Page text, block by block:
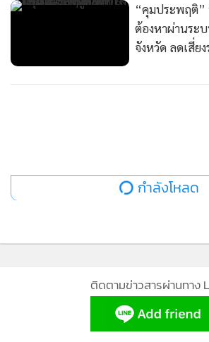
“คุมประพฤติ”
ต้องหาผ่านระ
จังหวัด ลดเสี่ย
กำลังโหลด
ติดตามข่าวสารผ่านทาง